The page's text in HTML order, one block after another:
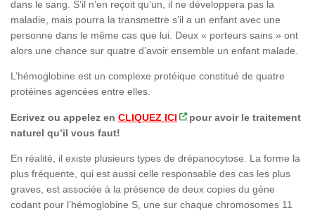
dans le sang. S’il n’en reçoit qu’un, il ne développera pas la
maladie, mais pourra la transmettre s’il a un enfant avec une
personne dans le même cas que lui. Deux « porteurs sains » ont
alors une chance sur quatre d’avoir ensemble un enfant malade.
L’hémoglobine est un complexe protéique constitué de quatre
protéines agencées entre elles.
Ecrivez ou appelez en CLIQUEZ ICI
pour avoir le traitement
naturel qu’il vous faut!
En réalité, il existe plusieurs types de drépanocytose. La forme la
plus fréquente, qui est aussi celle responsable des cas les plus
graves, est associée à la présence de deux copies du gène
codant pour l’hémoglobine S, une sur chaque chromosomes 11